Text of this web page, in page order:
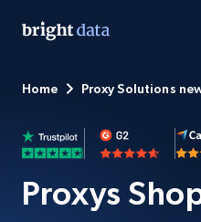
Home Proxy Solutions
Proxys